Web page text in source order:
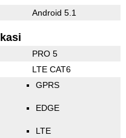
Android 5.1
PRO 5
LTE CAT6
GPRS
EDGE
LTE